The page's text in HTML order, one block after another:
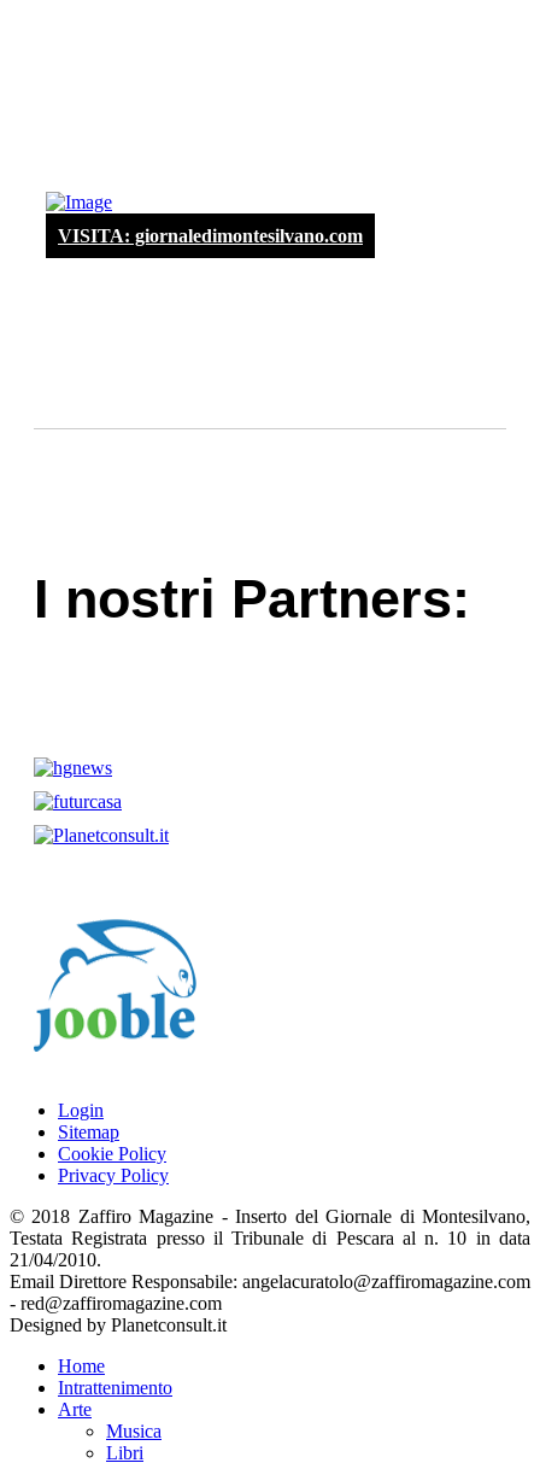
VISITA: giornaledimontesilvano.com
I nostri Partners:
Login
Sitemap
Cookie Policy
Privacy Policy
© 2018 Zaffiro Magazine - Inserto del Giornale di Montesilvano,
Testata Registrata presso il Tribunale di Pescara al n. 10 in data
21/04/2010.
Email Direttore Responsabile: angelacuratolo@zaffiromagazine.com
- red@zaffiromagazine.com
Designed by Planetconsult.it
Home
Intrattenimento
Arte
Musica
Libri